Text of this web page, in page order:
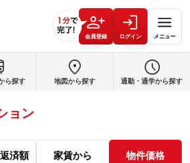
会員登録 ログイン メニュー
ら探す 地図から探す 通勤・通学から探す
ョン
済額
家賃から
物件価格